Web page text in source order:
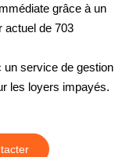
grâce à un
actuel de 703
un service de gestion
les loyers impayés.